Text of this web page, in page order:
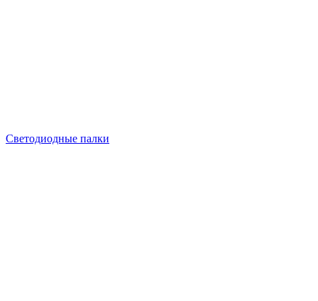
Светодиодные палки